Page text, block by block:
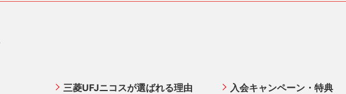
三菱UFJニコスが選ばれる理由 入会キャンペーン・特典